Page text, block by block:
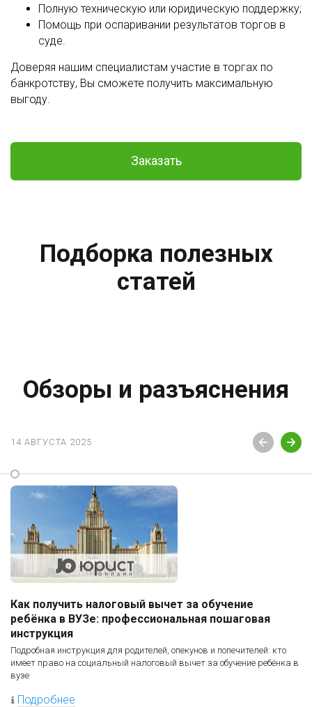
Полную техническую или юридическую поддержку;
Помощь при оспаривании результатов торгов в
суде.
Доверяя нашим специалистам участие в торгах по
банкротству, Вы сможете получить максимальную
выгоду.
Заказать
Подборка полезных
статей
Обзоры и разъяснения
14 АВГУСТА 2025
Как получить налоговый вычет за обучение
ребёнка в ВУЗе: профессиональная пошаговая
инструкция
Подробная инструкция для родителей, опекунов и попечителей: кто
имеет право на социальный налоговый вычет за обучение ребёнка в
вузе
Подробнее